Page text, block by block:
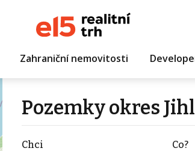
Zahraniční nemovitosti
Pozemky okres
Chci Co?